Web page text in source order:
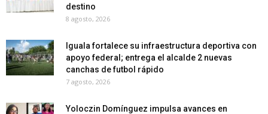
destino
8 agosto, 2026
Iguala fortalece su infraestructura deportiva con
apoyo federal; entrega el alcalde 2 nuevas
canchas de futbol rápido
7 agosto, 2026
Yoloczin Domínguez impulsa avances en